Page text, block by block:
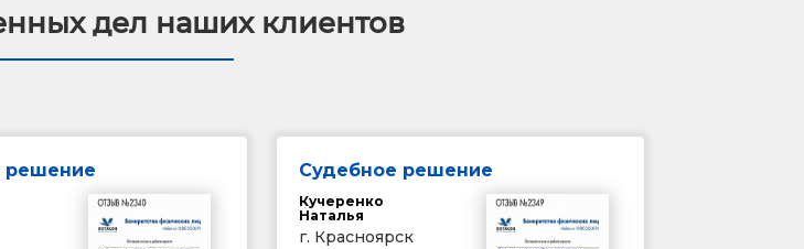
дел наших клиентов
решение Судебное решение
Кучеренко
Наталья
г. Красноярск